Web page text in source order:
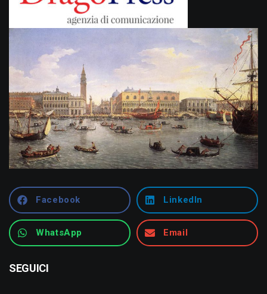
Facebook LinkedIn
WhatsApp Email
SEGUICI